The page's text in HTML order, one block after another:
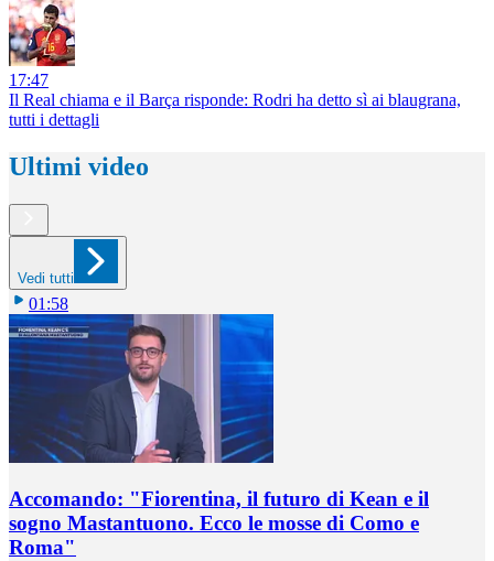
17:47
Il Real chiama e il Barça risponde: Rodri ha detto sì ai blaugrana,
tutti i dettagli
Ultimi video
Vedi tutti
01:58
Accomando: "Fiorentina, il futuro di Kean e il
sogno Mastantuono. Ecco le mosse di Como e
Roma"